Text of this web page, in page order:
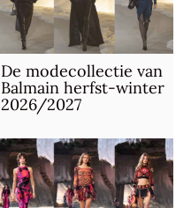
De modecollectie van
Balmain herfst-winter
2026/2027